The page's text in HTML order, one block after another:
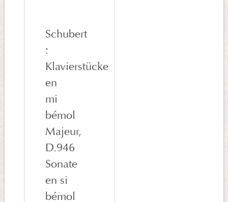
Schubert
:
Klavierstücke
en
mi
bémol
Majeur,
D.946
Sonate
en si
bémol